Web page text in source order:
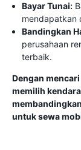
Bayar Tunai:
mendapatkan
Bandingkan
perusahaan
terbaik.
Dengan
memilih
untuk sewa